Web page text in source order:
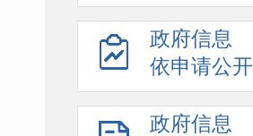
政府信息
依申请公开
政府信息